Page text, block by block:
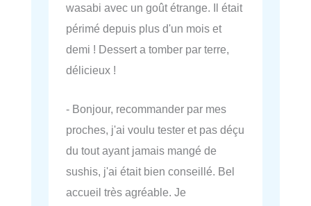
wasabi avec un goût étrange. Il était
périmé depuis plus d'un mois et
demi ! Dessert a tomber par terre,
délicieux !
- Bonjour, recommander par mes
proches, j'ai voulu tester et pas déçu
du tout ayant jamais mangé de
sushis, j'ai était bien conseillé. Bel
accueil très agréable. Je